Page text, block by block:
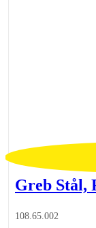
Greb Stål,
108.65.002